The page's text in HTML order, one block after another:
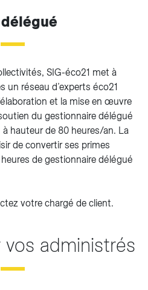
SIG-éco21 met à
réseau d’experts éco21
et la mise en œuvre
du gestionnaire délégué
hauteur de 80 heures/an. La
de convertir ses primes
de gestionnaire délégué
votre chargé de client.
vos administrés